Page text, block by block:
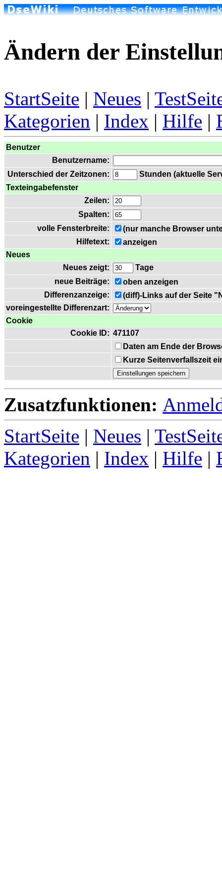
Ändern der
StartSeite | Neues |
Kategorien | Index | Hilfe |
Benutzer
Benutzername:
Unterschied der Zeitzonen:
Stunden (aktuelle
Texteingabefenster
Zeilen:
Spalten:
volle Fensterbreite:
(nur manche Browser
Hilfetext:
anzeigen
Neues
Neues zeigt:
Tage
neue Beiträge:
oben anzeigen
Differenzanzeige:
(diff)-Links auf der Seite
voreingestellte Differenzart:
Cookie
Cookie ID: 471107
Daten am Ende der
Kurze Seitenverfallszeit
Zusatzfunktionen:
StartSeite | Neues |
Kategorien | Index | Hilfe |